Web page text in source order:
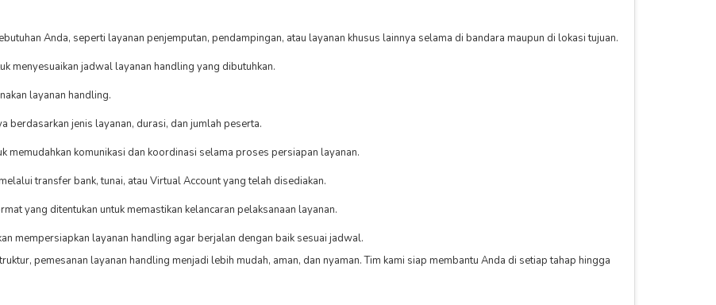
Anda, seperti layanan penjemputan, pendampingan, atau layanan khusus lainnya selama di bandara maupun di lokasi tujuan.
menyesuaikan jadwal layanan handling yang dibutuhkan.
layanan handling.
berdasarkan jenis layanan, durasi, dan jumlah peserta.
memudahkan komunikasi dan koordinasi selama proses persiapan layanan.
transfer bank, tunai, atau Virtual Account yang telah disediakan.
yang ditentukan untuk memastikan kelancaran pelaksanaan layanan.
mempersiapkan layanan handling agar berjalan dengan baik sesuai jadwal.
pemesanan layanan handling menjadi lebih mudah, aman, dan nyaman. Tim kami siap membantu Anda di setiap tahap hingga